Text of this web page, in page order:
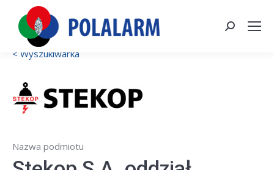
Szukaj:
< Wyszukiwarka
Nazwa podmiotu